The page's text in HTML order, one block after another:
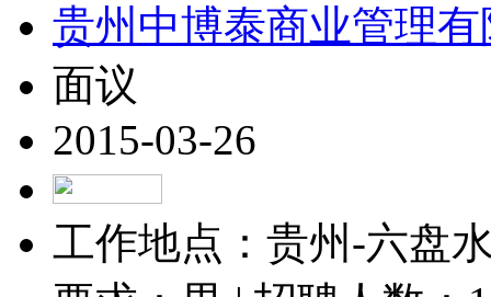
贵州中博泰商业管理
面议
2015-03-26
工作地点：贵州-六盘